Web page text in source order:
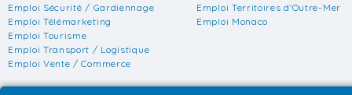
Emploi Sécurité / Gardiennage
Emploi Télémarketing
Emploi Tourisme
Emploi Transport / Logistique
Emploi Vente / Commerce
Emploi Territoires d'Outre-Mer
Emploi Monaco